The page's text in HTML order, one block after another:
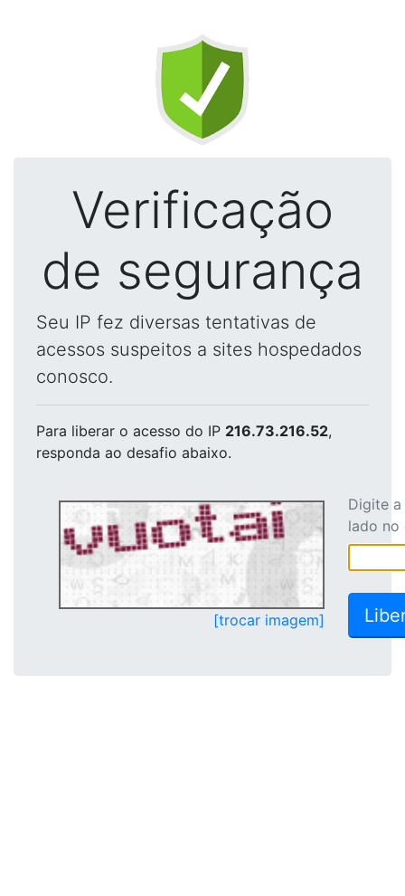
Verificação
de segurança
Seu IP fez diversas tentativas de
acessos suspeitos a sites hospedados
conosco.
Para liberar o acesso do IP 216.73.216.52,
responda ao desafio abaixo.
[trocar imagem]
Digite
lado no